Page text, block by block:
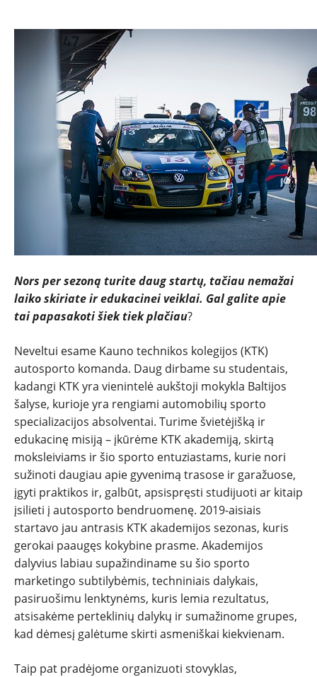
Nors per sezoną turite daug startų, tačiau nemažai
laiko skiriate ir edukacinei veiklai. Gal galite apie
tai papasakoti šiek tiek plačiau?
Neveltui esame Kauno technikos kolegijos (KTK)
autosporto komanda. Daug dirbame su studentais,
kadangi KTK yra vienintelė aukštoji mokykla Baltijos
šalyse, kurioje yra rengiami automobilių sporto
specializacijos absolventai. Turime švietėjišką ir
edukacinę misiją – įkūrėme KTK akademiją, skirtą
moksleiviams ir šio sporto entuziastams, kurie nori
sužinoti daugiau apie gyvenimą trasose ir garažuose,
įgyti praktikos ir, galbūt, apsispręsti studijuoti ar kitaip
įsilieti į autosporto bendruomenę. 2019-aisiais
startavo jau antrasis KTK akademijos sezonas, kuris
gerokai paaugęs kokybine prasme. Akademijos
dalyvius labiau supažindiname su šio sporto
marketingo subtilybėmis, techniniais dalykais,
pasiruošimu lenktynėms, kuris lemia rezultatus,
atsisakėme perteklinių dalykų ir sumažinome grupes,
kad dėmesį galėtume skirti asmeniškai kiekvienam.
Taip pat pradėjome organizuoti stovyklas,